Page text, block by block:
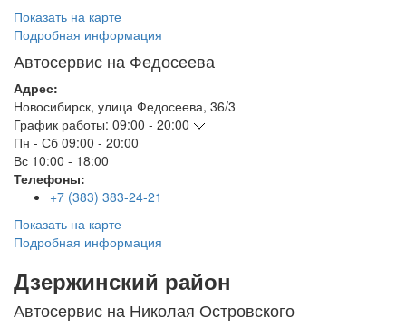
Показать на карте
Подробная информация
Автосервис на Федосеева
Адрес:
Новосибирск, улица Федосеева, 36/3
График работы: 09:00 - 20:00
Пн - Сб 09:00 - 20:00
Вс 10:00 - 18:00
Телефоны:
+7 (383) 383-24-21
Показать на карте
Подробная информация
Дзержинский район
Автосервис на Николая Островского